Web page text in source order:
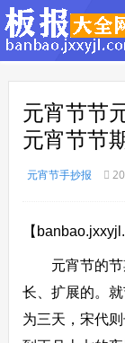
元宵节节
元宵节节
元宵节手抄报
【
元宵节的节
长、扩展的。
为三天，宋代